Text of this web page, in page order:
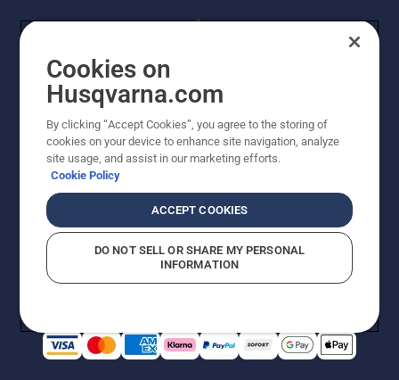
© Husqvarna AB (publ). Alle Rechte vorbehalten.
Preisänderungen, Irrtümer, Text- und Satzfehler sind
vorbehalten. Bei den Preisangaben handelt es sich um
unverbindliche Preisempfehlungen in Euro inkl. der
unverbindliche Preisempfehlungen (inkl. MwSt), es sei
denn sie sind für den direkten Kauf verfügbar.
Cookie-RichtlinieNutzungsbedingungenAGBs
ImpressumVermutete Verstöße melden
Cookies on
Husqvarna.com
By clicking “Accept Cookies”, you agree to the storing of
cookies on your device to enhance site navigation, analyze
site usage, and assist in our marketing efforts.
Cookie Policy
ACCEPT COOKIES
DO NOT SELL OR SHARE MY PERSONAL
INFORMATION